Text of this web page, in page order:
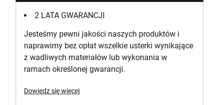
2 LATA GWARANCJI
Jesteśmy pewni jakości naszych produktów i
naprawimy bez opłat wszelkie usterki wynikające
z wadliwych materiałów lub wykonania w
ramach określonej gwarancji.
Dowiedz się więcej